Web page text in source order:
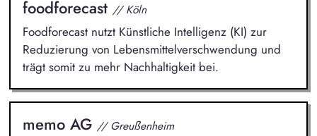
foodforecast // Köln
Foodforecast nutzt Künstliche Intelligenz (KI) zur
Reduzierung von Lebensmittelverschwendung und
trägt somit zu mehr Nachhaltigkeit bei.
memo AG // Greußenheim